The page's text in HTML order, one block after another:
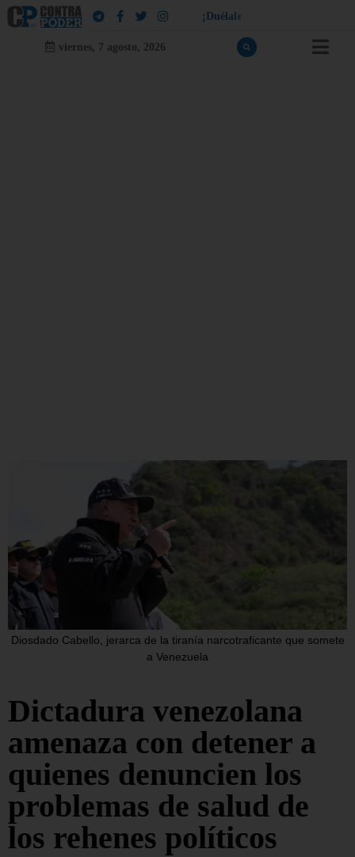
¡ Dué a e
viernes, 7 agosto, 2026
Diosdado Cabello, jerarca de la tiranía narcotraficante que somete
a Venezuela
Dictadura venezolana
amenaza con detener a
quienes denuncien los
problemas de salud de
los rehenes políticos